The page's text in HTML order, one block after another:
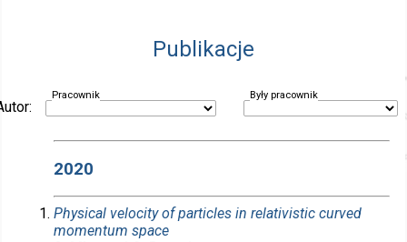
Publikacje
Pracownik Były pracownik
2020
Physical velocity of particles in relativistic curved
momentum space